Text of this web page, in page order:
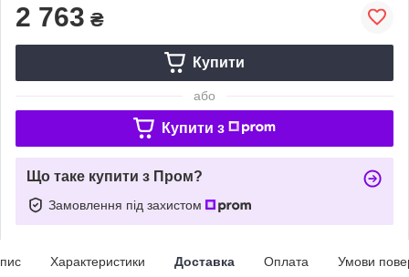
2 763 ₴
Купити
або
Купити з
Що таке купити з Пром?
Замовлення під захистом
Характеристики Доставка Оплата Умови